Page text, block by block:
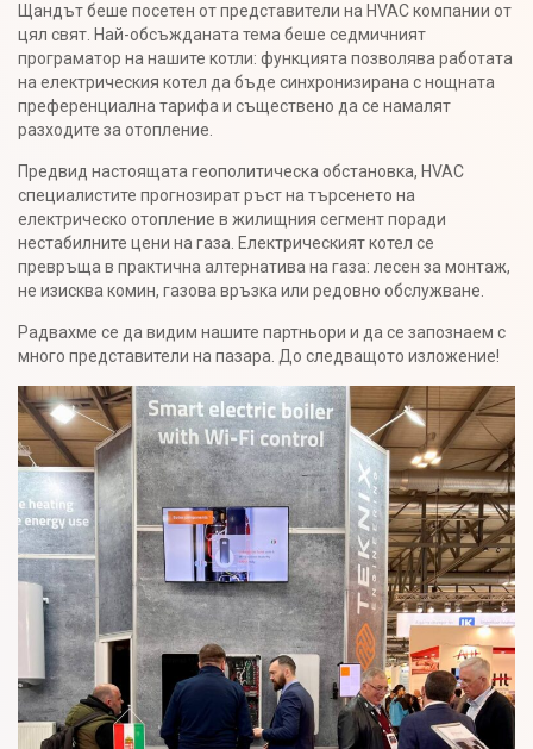
Щандът беше посетен от представители на HVAC компании от
цял свят. Най-обсъжданата тема беше седмичният
програматор на нашите котли: функцията позволява работата
на електрическия котел да бъде синхронизирана с нощната
преференциална тарифа и съществено да се намалят
разходите за отопление.
Предвид настоящата геополитическа обстановка, HVAC
специалистите прогнозират ръст на търсенето на
електрическо отопление в жилищния сегмент поради
нестабилните цени на газа. Електрическият котел се
превръща в практична алтернатива на газа: лесен за монтаж,
не изисква комин, газова връзка или редовно обслужване.
Радвахме се да видим нашите партньори и да се запознаем с
много представители на пазара. До следващото изложение!